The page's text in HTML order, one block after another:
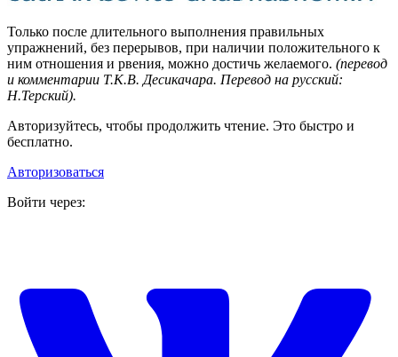
Только после длительного выполнения правильных
упражнений, без перерывов, при наличии положительного к
ним отношения и рвения, можно достичь желаемого. (перевод
и комментарии Т.К.В. Десикачара. Перевод на русский:
Н.Терский).
Авторизуйтесь, чтобы продолжить чтение. Это быстро и
бесплатно.
Авторизоваться
Войти через: